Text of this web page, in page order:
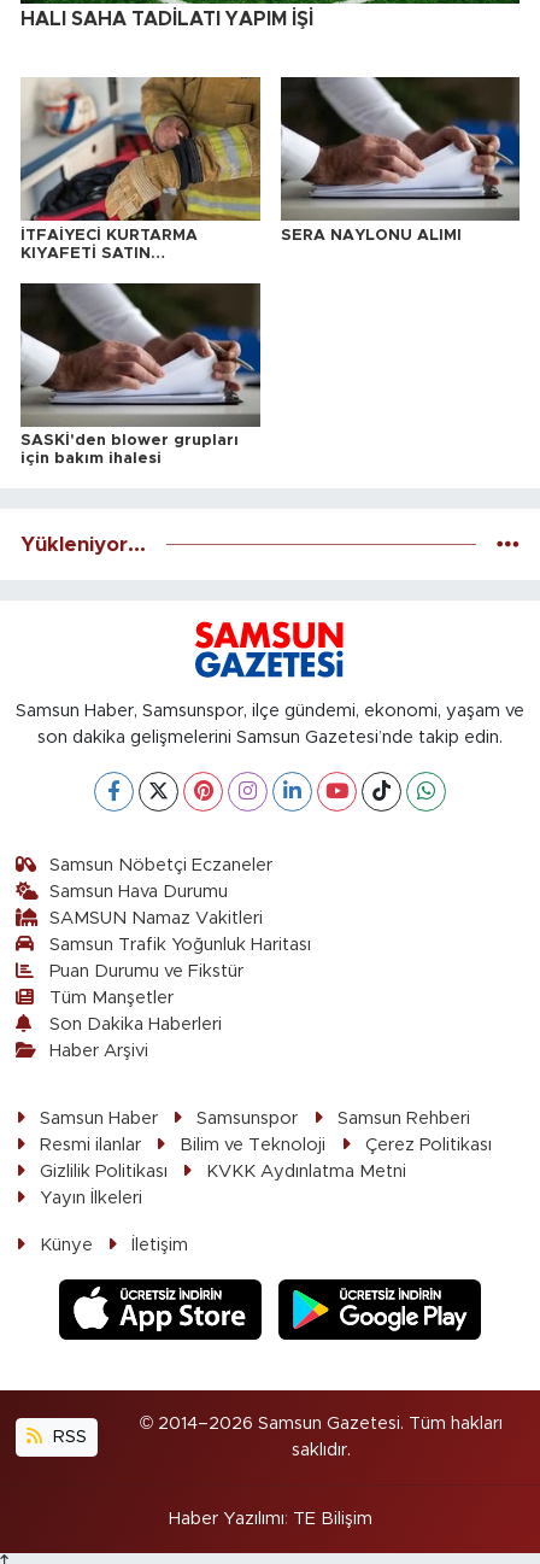
HALI SAHA TADİLATI YAPIM İŞİ
İTFAİYECİ KURTARMA
KIYAFETİ SATIN
SERA NAYLONU ALIMI
SASKİ'den blower grupları
için bakım ihalesi
Yükleniyor...
Samsun Haber, Samsunspor, ilçe gündemi, ekonomi, yaşam ve
son dakika gelişmelerini Samsun Gazetesi’nde takip edin.
Samsun Nöbetçi Eczaneler
Samsun Hava Durumu
SAMSUN Namaz Vakitleri
Samsun Trafik Yoğunluk Haritası
Puan Durumu ve Fikstür
Tüm Manşetler
Son Dakika Haberleri
Haber Arşivi
Samsun Haber Samsunspor
Samsun Rehberi
Resmi ilanlar
Bilim ve Teknoloji
Çerez Politikası
Gizlilik Politikası
KVKK Aydınlatma Metni
Yayın İlkeleri
Künye İletişim
RSS
© 2014–2026 Samsun Gazetesi. Tüm hakları
saklıdır.
Haber Yazılımı: TE Bilişim